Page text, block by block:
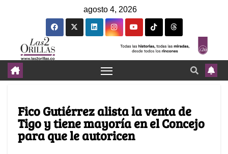
agosto 4, 2026
Fico Gutiérrez alista la venta de
Tigo y tiene mayoría en el Concejo
para que le autoricen